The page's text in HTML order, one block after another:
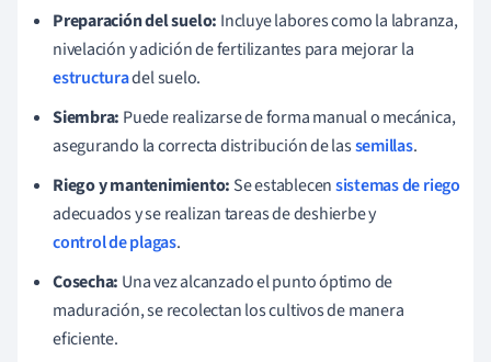
Preparación del suelo: Incluye labores como la labranza,
nivelación y adición de fertilizantes para mejorar la
estructuradel suelo.
Siembra: Puede realizarse de forma manual o mecánica,
asegurando la correcta distribución de lassemillas.
Riego y mantenimiento: Se establecensistemas de riego
adecuados y se realizan tareas de deshierbe y
control de plagas.
Cosecha: Una vez alcanzado el punto óptimo de
maduración, se recolectan los cultivos de manera
eficiente.